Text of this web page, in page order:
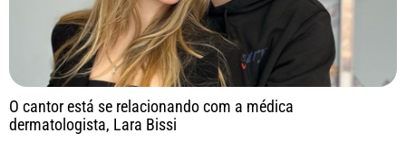
O cantor está se relacionando com a médica
dermatologista, Lara Bissi